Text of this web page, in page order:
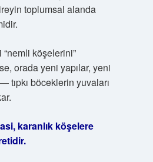
toplumsal alanda
köşelerini”
orada yeni yapılar, yeni
tıpkı böceklerin yuvaları
karanlık köşelere